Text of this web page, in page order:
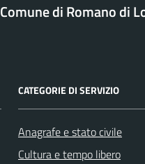
Comune di Romano di
CATEGORIE DI SERVIZIO
Anagrafe e stato civile
Cultura e tempo libero